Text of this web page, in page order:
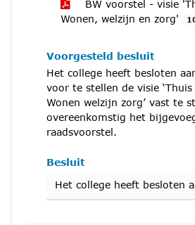
BW voorstel - visie
Wonen, welzijn en zorg'
Voorgesteld besluit
Het college heeft besloten
voor te stellen de visie
Wonen welzijn zorg’ vast te
overeenkomstig het
raadsvoorstel.
Besluit
Het college heeft besloten